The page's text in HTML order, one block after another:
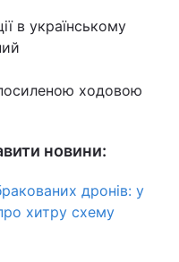
в українському
ходовою
новини:
дронів: у
хитру схему